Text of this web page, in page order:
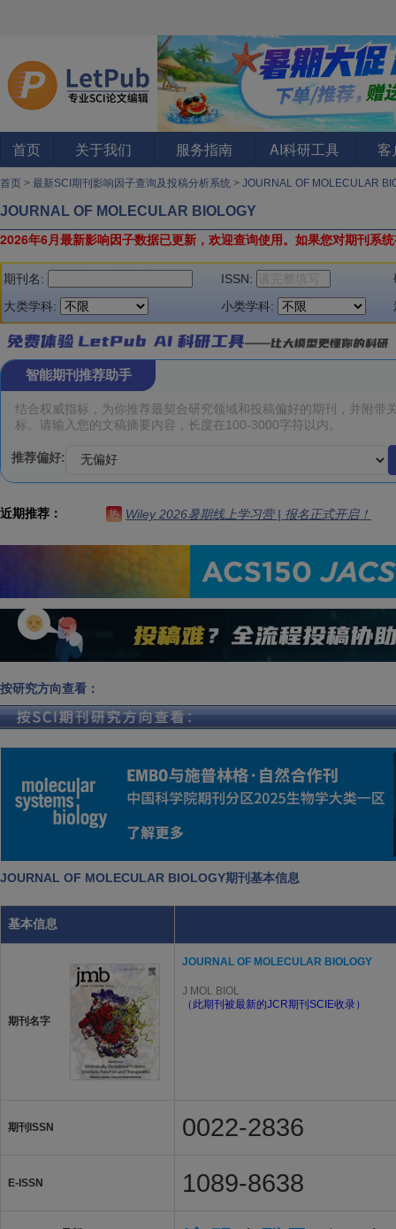
首页 关于我们 服务指南 AI科研工具 客
首页 > 最新SCI期刊影响因子查询及投稿分析系统 > JOURNAL OF MOLECULAR
JOURNAL OF MOLECULAR BIOLOGY
2026年6月最新影响因子数据已更新，欢迎查询使用。 如果您对期刊系
期刊名: ISSN:
大类学科:
小类学科:
智能期刊推荐助手
推荐偏好:
近期推荐： 热 Wiley 2026暑期线上学习营 | 报名正式开启！
按研究方向查看：
JOURNAL OF MOLECULAR BIOLOGY期刊基本信息
基本信息
期刊名字
JOURNAL OF MOLECULAR BIOLOGY
J MOL BIOL
（此期刊被最新的JCR期刊SCIE收录）
期刊ISSN 0022-2836
E-ISSN 1089-8638